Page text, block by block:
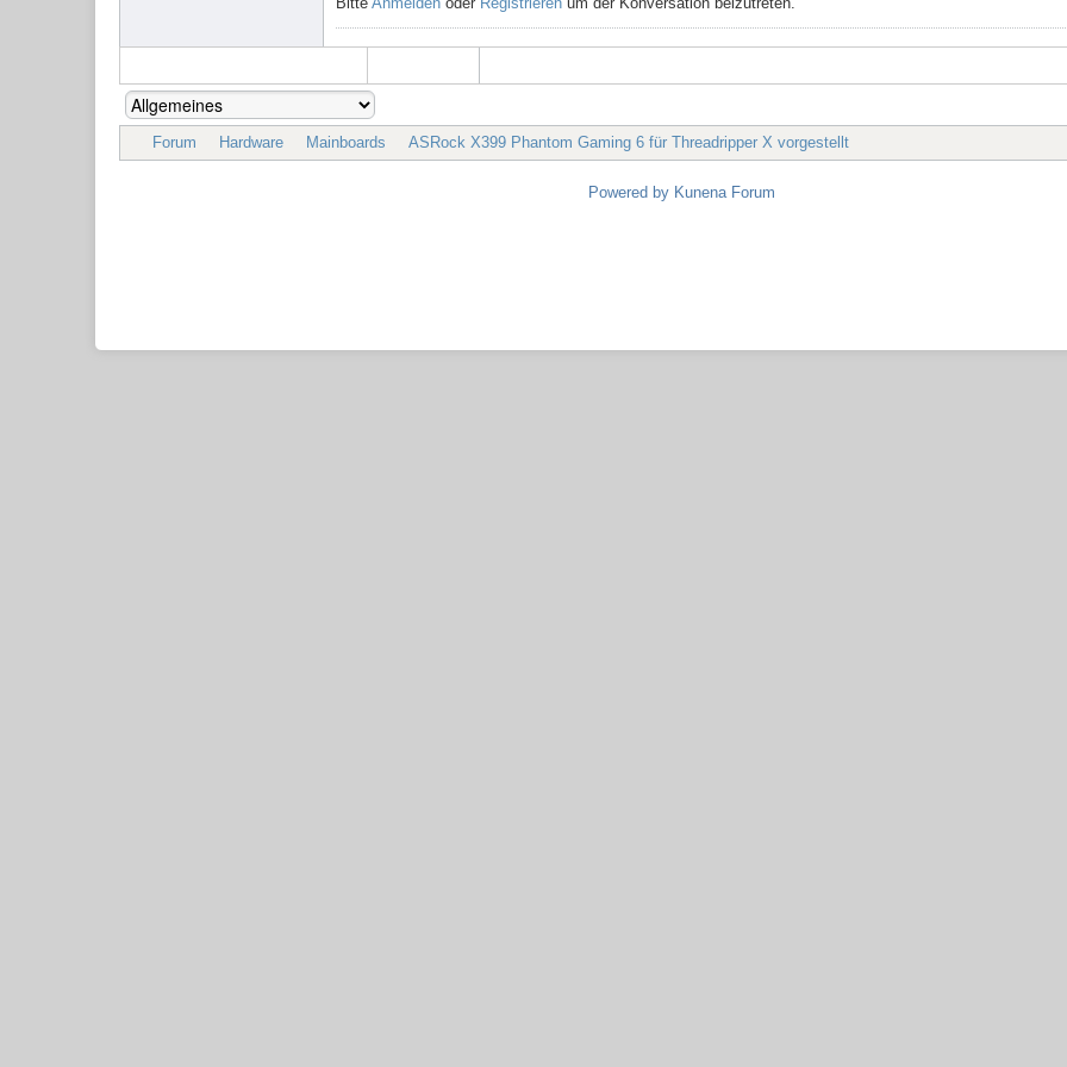
Forum Hardware Mainboards ASRock X399 Phantom Gaming 6 für Threadripper X vorgestellt
Powered by Kunena Forum